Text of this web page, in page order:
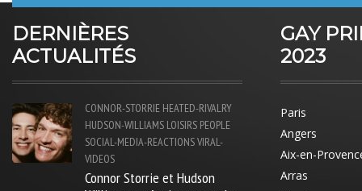
DERNIÈRES
ACTUALITÉS
CONNOR-STORRIE HEATED-RIVALRY
HUDSON-WILLIAMS LOISIRS PEOPLE
SOCIAL-MEDIA-REACTIONSVIRAL-
VIDEOS
Connor Storrie et Hudson
GAY
2023
Paris
Angers
Aix-en-
Arras